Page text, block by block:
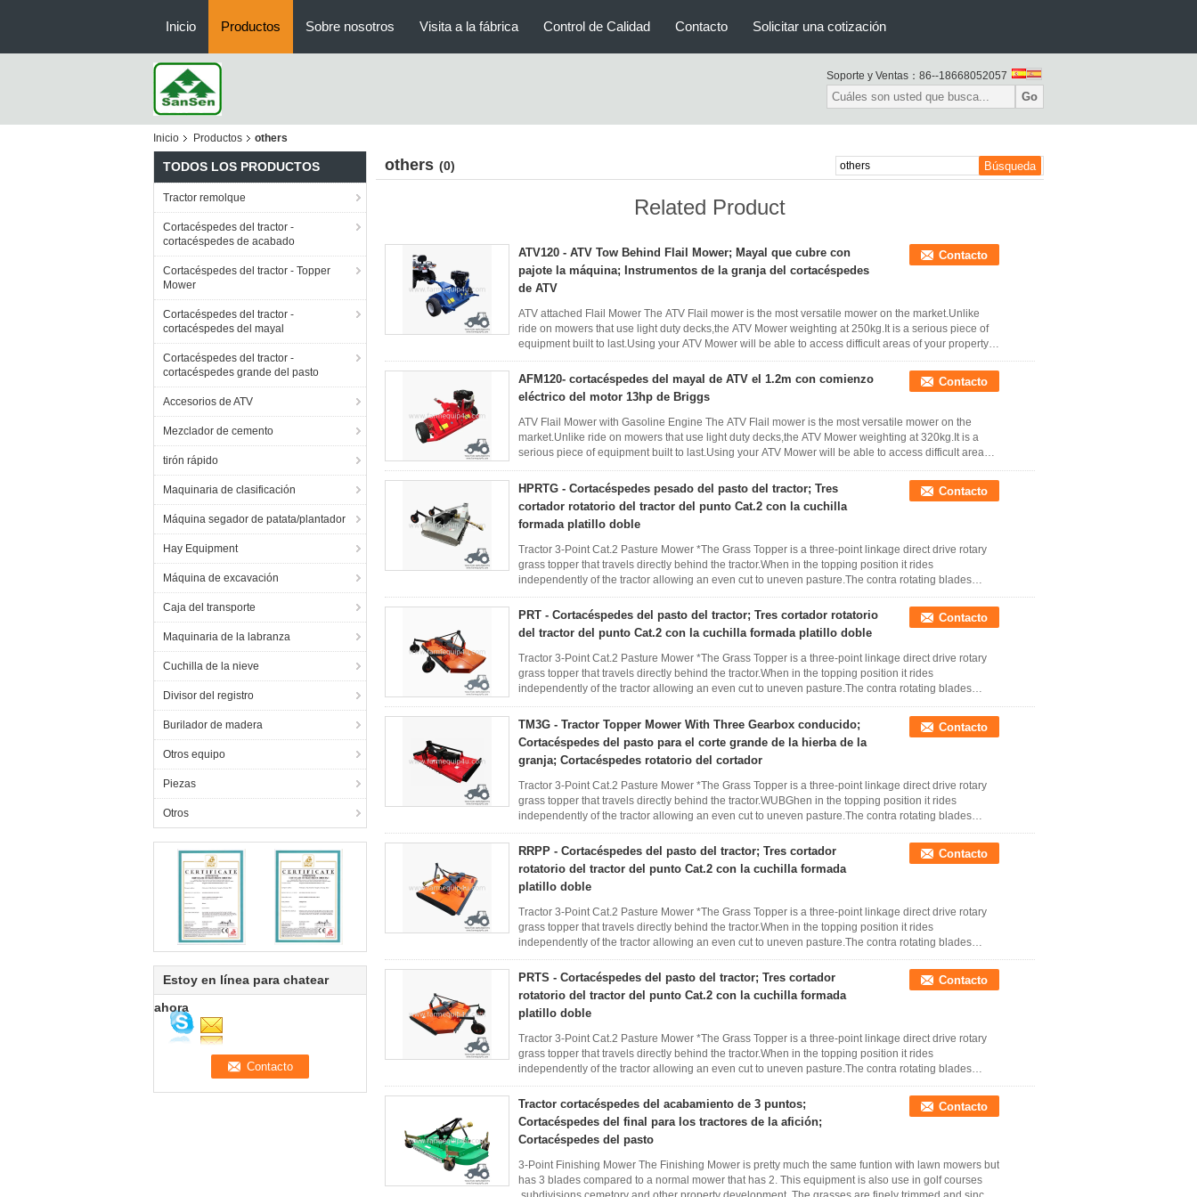
Inicio Productos Sobre nosotros Visita a la fábrica Control de Calidad Contacto Solicitar una cotización
Soporte y Ventas： 86--18668052057
Go
Inicio Productos others
TODOS LOS PRODUCTOS
Tractor remolque
Cortacéspedes del tractor -
cortacéspedes de acabado
Cortacéspedes del tractor - Topper
Mower
Cortacéspedes del tractor -
cortacéspedes del mayal
Cortacéspedes del tractor -
cortacéspedes grande del pasto
Accesorios de ATV
Mezclador de cemento
tirón rápido
Maquinaria de clasificación
Máquina segador de patata/plantador
Hay Equipment
Máquina de excavación
Caja del transporte
Maquinaria de la labranza
Cuchilla de la nieve
Divisor del registro
Burilador de madera
Otros equipo
Piezas
Otros
Estoy en línea para chatear
ahora
others (0)
Related Product
ATV120 - ATV Tow Behind Flail Mower; Mayal que cubre con
pajote la máquina; Instrumentos de la granja del cortacéspedes
de ATV
Contacto
ATV attached Flail Mower The ATV Flail mower is the most versatile mower on the market.Unlike
ride on mowers that use light duty decks,the ATV Mower weighting at 250kg.It is a serious piece of
equipment built to last.Using your ATV Mower will be able to access difficult areas of your property
that ...
Leer más
AFM120- cortacéspedes del mayal de ATV el 1.2m con comienzo
eléctrico del motor 13hp de Briggs
Contacto
ATV Flail Mower with Gasoline Engine The ATV Flail mower is the most versatile mower on the
market.Unlike ride on mowers that use light duty decks,the ATV Mower weighting at 320kg.It is a
serious piece of equipment built to last.Using your ATV Mower will be able to access difficult areas
of your ...
Leer más
HPRTG - Cortacéspedes pesado del pasto del tractor; Tres
cortador rotatorio del tractor del punto Cat.2 con la cuchilla
formada platillo doble
Contacto
Tractor 3-Point Cat.2 Pasture Mower *The Grass Topper is a three-point linkage direct drive rotary
grass topper that travels directly behind the tractor.When in the topping position it rides
independently of the tractor allowing an even cut to uneven pasture.The contra rotating blades
reduce wheel ...
Leer más
PRT - Cortacéspedes del pasto del tractor; Tres cortador rotatorio
del tractor del punto Cat.2 con la cuchilla formada platillo doble
Contacto
Tractor 3-Point Cat.2 Pasture Mower *The Grass Topper is a three-point linkage direct drive rotary
grass topper that travels directly behind the tractor.When in the topping position it rides
independently of the tractor allowing an even cut to uneven pasture.The contra rotating blades
reduce wheel ...
Leer más
TM3G - Tractor Topper Mower With Three Gearbox conducido;
Cortacéspedes del pasto para el corte grande de la hierba de la
granja; Cortacéspedes rotatorio del cortador
Contacto
Tractor 3-Point Cat.2 Pasture Mower *The Grass Topper is a three-point linkage direct drive rotary
grass topper that travels directly behind the tractor.WUBGhen in the topping position it rides
independently of the tractor allowing an even cut to uneven pasture.The contra rotating blades
reduce ...
Leer más
RRPP - Cortacéspedes del pasto del tractor; Tres cortador
rotatorio del tractor del punto Cat.2 con la cuchilla formada
platillo doble
Contacto
Tractor 3-Point Cat.2 Pasture Mower *The Grass Topper is a three-point linkage direct drive rotary
grass topper that travels directly behind the tractor.When in the topping position it rides
independently of the tractor allowing an even cut to uneven pasture.The contra rotating blades
reduce wheel ...
Leer más
PRTS - Cortacéspedes del pasto del tractor; Tres cortador
rotatorio del tractor del punto Cat.2 con la cuchilla formada
platillo doble
Contacto
Tractor 3-Point Cat.2 Pasture Mower *The Grass Topper is a three-point linkage direct drive rotary
grass topper that travels directly behind the tractor.When in the topping position it rides
independently of the tractor allowing an even cut to uneven pasture.The contra rotating blades
reduce wheel ...
Leer más
Tractor cortacéspedes del acabamiento de 3 puntos;
Cortacéspedes del final para los tractores de la afición;
Cortacéspedes del pasto
Contacto
3-Point Finishing Mower The Finishing Mower is pretty much the same funtion with lawn mowers but
has 3 blades compared to a normal mower that has 2. This equipment is also use in golf courses